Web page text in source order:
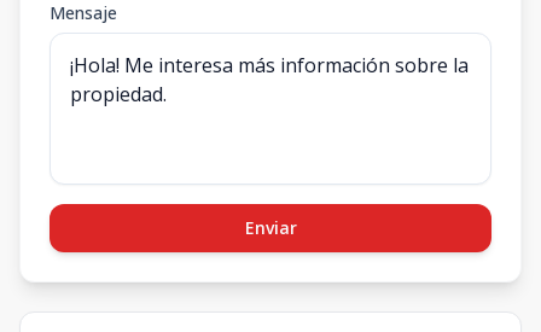
Mensaje
Enviar